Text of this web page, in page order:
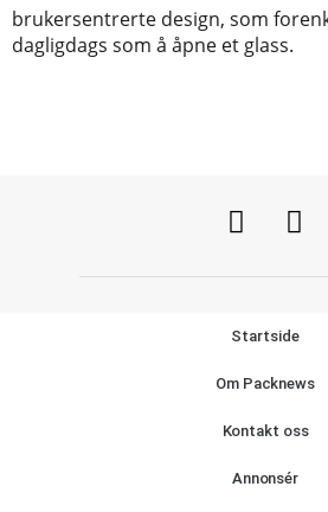
brukersentrerte design, som
dagligdags som å åpne et glass.
Startside
Om Packnews
Kontakt oss
Annonsér